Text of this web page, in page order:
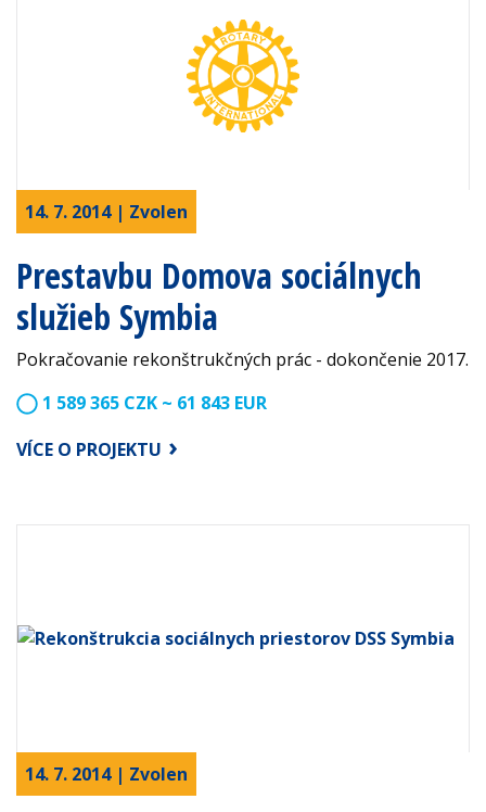
14. 7. 2014 | Zvolen
Prestavbu Domova sociálnych
služieb Symbia
Pokračovanie rekonštrukčných prác - dokončenie 2017.
1 589 365 CZK ~ 61 843 EUR
VÍCE O PROJEKTU
14. 7. 2014 | Zvolen